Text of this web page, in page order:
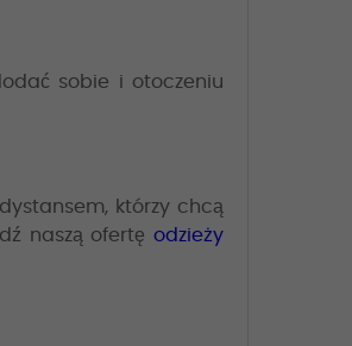
sobie i otoczeniu
którzy chcą
naszą ofertę odzieży